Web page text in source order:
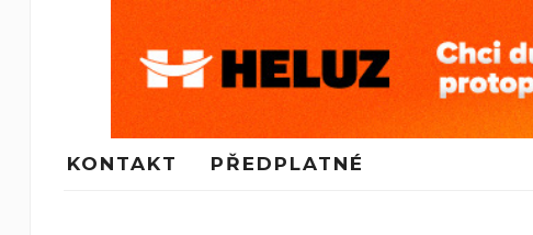
KONTAKT PŘEDPLATNÉ